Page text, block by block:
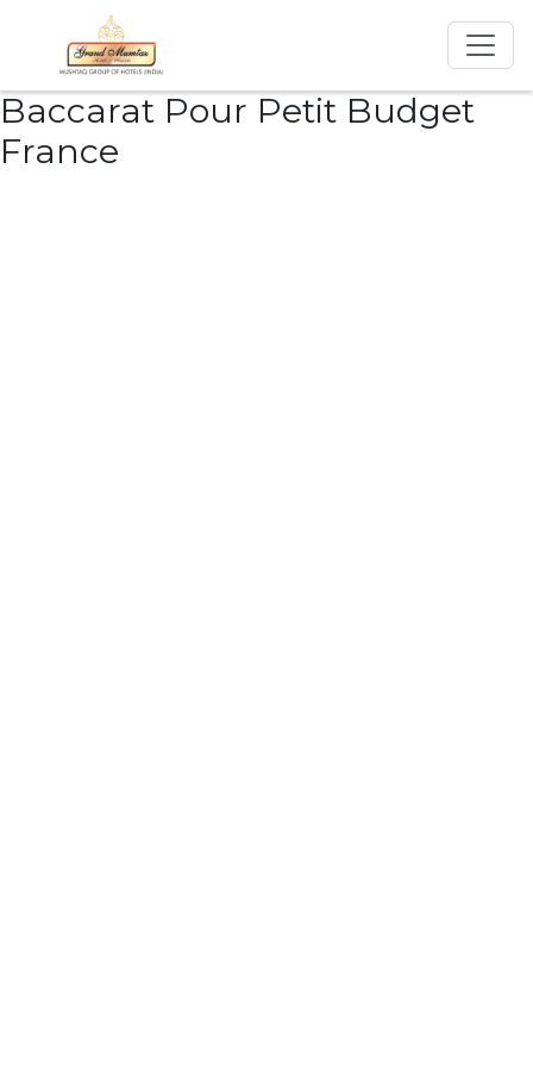
Baccarat Pour Petit Budget
France